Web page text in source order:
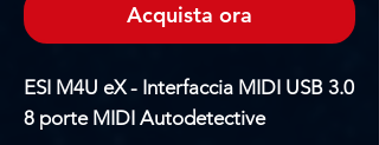
Acquista ora
ESI M4U eX - Interfaccia MIDI USB 3.0
8 porte MIDI Autodetective